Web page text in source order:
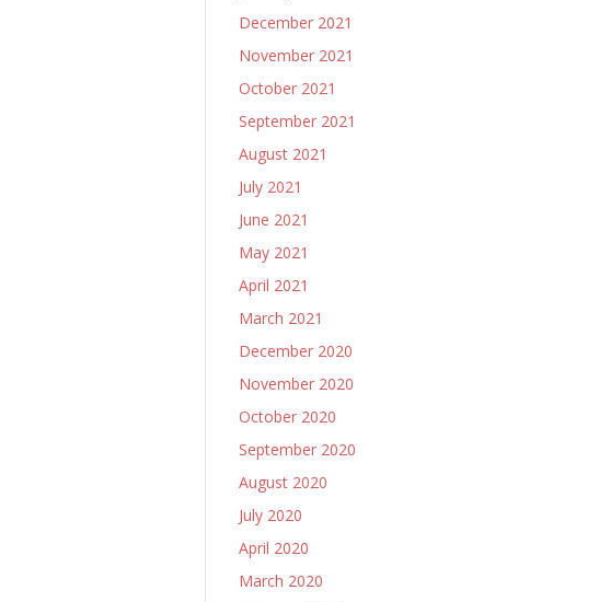
December 2021
November 2021
October 2021
September 2021
August 2021
July 2021
June 2021
May 2021
April 2021
March 2021
December 2020
November 2020
October 2020
September 2020
August 2020
July 2020
April 2020
March 2020